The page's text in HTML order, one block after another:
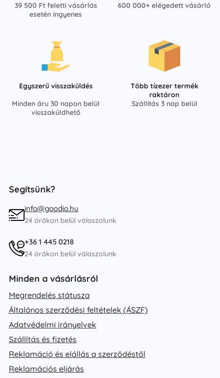
39 500 Ft feletti vásárlás
esetén ingyenes
600 000+ elégedett vásárló
Egyszerű visszaküldés
Minden áru 30 napon belül
visszaküldhető
Több tízezer termék
raktáron
Szállítás 3 nap belül
Segítsünk?
info@goodio.hu
24 órákon belül válaszolunk
+36 1 445 0218
24 órákon belül válaszolunk
Minden a vásárlásról
Megrendelés státusza
Általános szerződési feltételek (ÁSZF)
Adatvédelmi irányelvek
Szállítás és fizetés
Reklamáció és elállás a szerződéstől
Reklamációs eljárás